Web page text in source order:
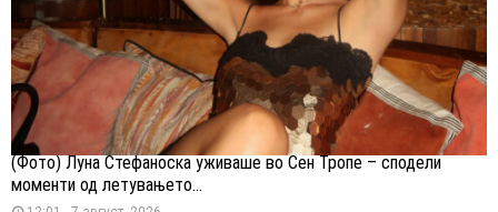
(Фото) Луна Стефаноска уживаше во Сен Тропе – сподели
моменти од летувањето...